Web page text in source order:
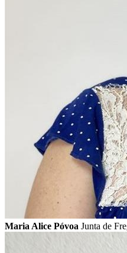
Maria Alice Póvoa Junta de